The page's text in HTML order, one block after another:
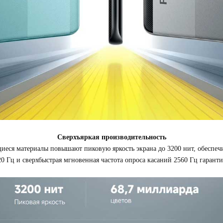
Сверхъяркая производительность
материалы повышают пиковую яркость экрана до 3200 нит,
Гц и сверхбыстрая мгновенная частота опроса касаний 2560 Гц